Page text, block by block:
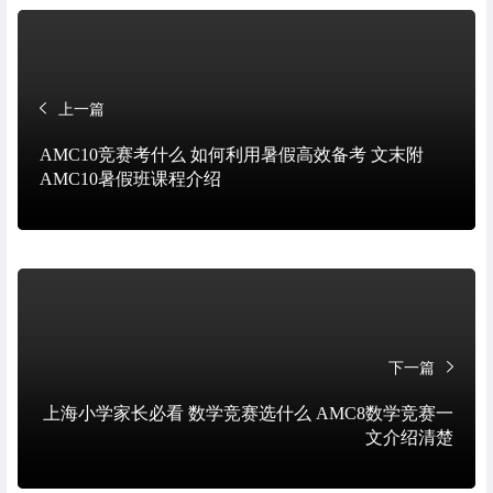
上一篇
AMC10竞赛考什么 如何利用暑假高效备考 文末附
AMC10暑假班课程介绍
下一篇
上海小学家长必看 数学竞赛选什么 AMC8数学竞赛一
文介绍清楚